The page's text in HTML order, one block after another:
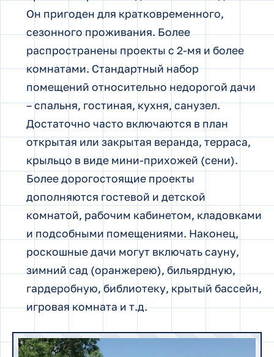
Он пригоден для кратковременного,
сезонного проживания. Более
распространены проекты с 2-мя и более
комнатами. Стандартный набор
помещений относительно недорогой дачи
– спальня, гостиная, кухня, санузел.
Достаточно часто включаются в план
открытая или закрытая веранда, терраса,
крыльцо в виде мини-прихожей (сени).
Более дорогостоящие проекты
дополняются гостевой и детской
комнатой, рабочим кабинетом, кладовками
и подсобными помещениями. Наконец,
роскошные дачи могут включать сауну,
зимний сад (оранжерею), бильярдную,
гардеробную, библиотеку, крытый бассейн,
игровая комната и т.д.